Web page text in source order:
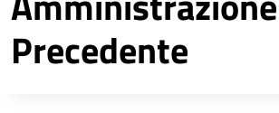
Precedente